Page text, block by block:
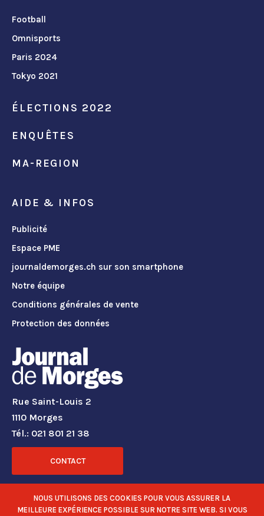
Football
Omnisports
Paris 2024
Tokyo 2021
ÉLECTIONS 2022
ENQUÊTES
MA-REGION
AIDE & INFOS
Publicité
Espace PME
journaldemorges.ch sur son smartphone
Notre équipe
Conditions générales de vente
Protection des données
Rue Saint-Louis 2
1110 Morges
Tél.: 021 801 21 38
CONTACT
RÉSEAUX SOCIAUX
NOUS UTILISONS DES COOKIES POUR VOUS ASSURER LA
MEILLEURE EXPÉRIENCE POSSIBLE SUR NOTRE SITE WEB. SI VOUS